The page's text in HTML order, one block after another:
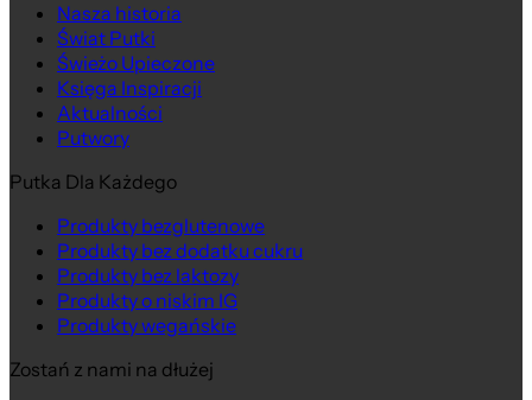
Nasza historia
Świat Putki
Świeżo Upieczone
Księga Inspiracji
Aktualności
Putwory
Putka Dla Każdego
Produkty bezglutenowe
Produkty bez dodatku cukru
Produkty bez laktozy
Produkty o niskim IG
Produkty wegańskie
Zostań z nami na dłużej